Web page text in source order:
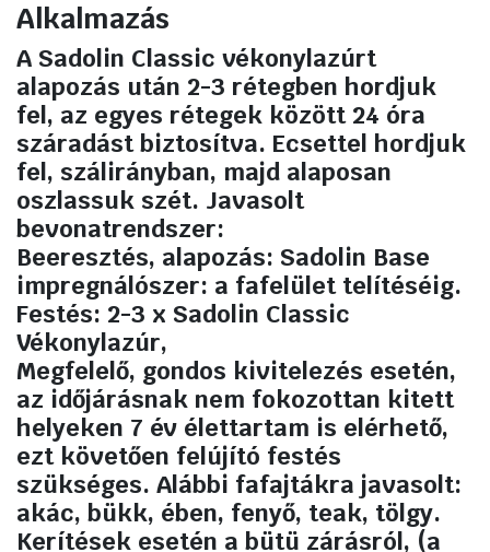
Alkalmazás
A Sadolin Classic vékonylazúrt
alapozás után 2-3 rétegben hordjuk
fel, az egyes rétegek között 24 óra
száradást biztosítva. Ecsettel hordjuk
fel, szálirányban, majd alaposan
oszlassuk szét. Javasolt
bevonatrendszer:
Beeresztés, alapozás: Sadolin Base
impregnálószer: a fafelület telítéséig.
Festés: 2-3 x Sadolin Classic
Vékonylazúr,
Megfelelő, gondos kivitelezés esetén,
az időjárásnak nem fokozottan kitett
helyeken 7 év élettartam is elérhető,
ezt követően felújító festés
szükséges. Alábbi fafajtákra javasolt:
akác, bükk, ében, fenyő, teak, tölgy.
Kerítések esetén a bütü zárásról, (a